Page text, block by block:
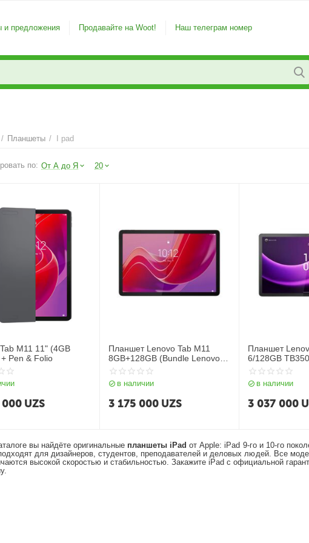
и предложения Продавайте на Woot! Наш телеграм номер
/ Планшеты / I pad
вы найдёте оригинальные планшеты iPad от Apple: iPad 9-го и 10-го
для дизайнеров, студентов, преподавателей и деловых людей. Все
высокой скоростью и стабильностью. Закажите iPad с официальной
по: От А до Я 20
M11 11" (4GB
Pen & Folio
UZS
Планшет Lenovo Tab M11
8GB+128GB (Bundle Lenovo
Pen)
в наличии
3 175 000 UZS
Планшет
6/128GB
в наличии
3 037 000